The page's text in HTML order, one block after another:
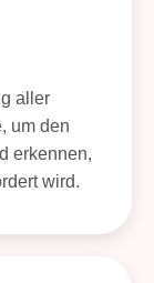
aller
um den
erkennen,
wird.